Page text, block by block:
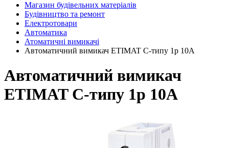
Магазин будівельних матеріалів
Будівництво та ремонт
Електротовари
Автоматика
Атоматичні вимикачі
Автоматичний вимикач ETIMAT C-типу 1р 10А
Автоматичний вимикач
ETIMAT C-типу 1р 10А